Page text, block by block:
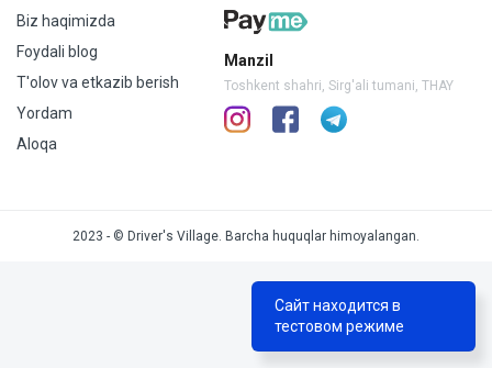
Сайт находится в
тестовом режиме
Biz haqimizda
Foydali blog
T'olov va etkazib berish
Yordam
Aloqa
Manzil
Toshkent shahri, Sirg'ali tumani, THAY
2023 - © Driver's Village. Barcha huquqlar himoyalangan.